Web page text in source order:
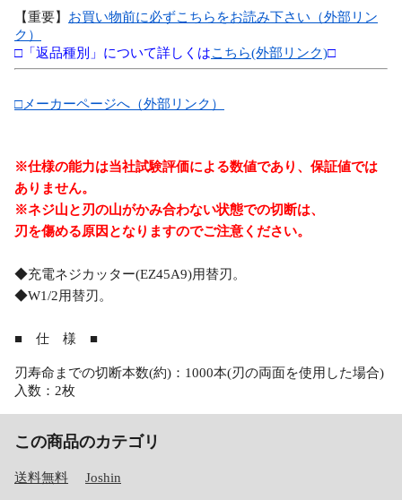
【重要】 お買い物前に必ずこちらをお読み下さい（外部リン
ク）
□「返品種別」について詳しくはこちら(外部リンク)□
□メーカーページへ（外部リンク）
※仕様の能力は当社試験評価による数値であり、保証値では
ありません。
※ネジ山と刃の山がかみ合わない状態での切断は、
刃を傷める原因となりますのでご注意ください。
◆充電ネジカッター(EZ45A9)用替刃。
◆W1/2用替刃。
■ 仕 様 ■
刃寿命までの切断本数(約)：1000本(刃の両面を使用した場合)
入数：2枚
この商品のカテゴリ
送料無料 Joshin